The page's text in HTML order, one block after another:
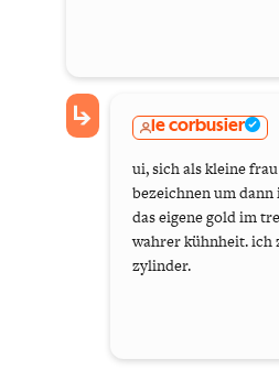
le corbusier
ui, sich als kleine
bezeichnen um
das eigene gold im
wahrer kühnheit. ich
zylinder.